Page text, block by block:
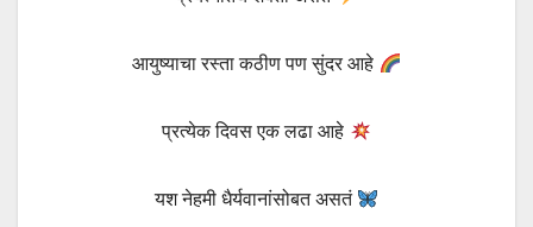
आयुष्याचा रस्ता कठीण पण सुंदर आहे
प्रत्येक दिवस एक लढा आहे
यश नेहमी धैर्यवानांसोबत असतं